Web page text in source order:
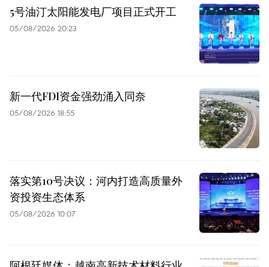
5号油汀太阳能发电厂项目正式开工
05/08/2026 20:23
新一代FDI资金强劲涌入同奈
05/08/2026 18:55
落实第10号决议：河内打造高质量外
资投资生态体系
05/08/2026 10:07